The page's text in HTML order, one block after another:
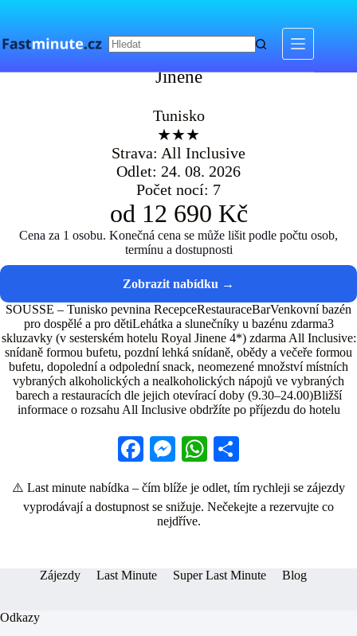
Jinene
Jinene
Tunisko
★★★
Strava: All Inclusive
Odlet: 24. 08. 2026
Počet nocí: 7
od 12 690 Kč
Cena za 1 osobu. Konečná cena se může lišit podle počtu osob,
termínu a dostupnosti
SOUSSE – Tunisko pevnina RecepceRestauraceBarVenkovní bazén
pro dospělé a pro dětiLehátka a slunečníky u bazénu zdarma3
skluzavky (v sesterském hotelu Royal Jinene 4*) zdarma All Inclusive:
snídaně formou bufetu, pozdní lehká snídaně, obědy a večeře formou
bufetu, dopolední a odpolední snack, neomezené množství místních
vybraných alkoholických a nealkoholických nápojů ve vybraných
barech a restauracích dle jejich otevírací doby (9.30–24.00)Bližší
informace o rozsahu All Inclusive obdržíte po příjezdu do hotelu
Fa
bo
ok
M
se
ng
W
ts re
⚠️ Last minute nabídka – čím blíže je odlet, tím rychleji se zájezdy
vyprodávají a dostupnost se snižuje. Nečekejte a rezervujte co
nejdříve.
Zájezdy Last Minute Super Last Minute Blog
Odkazy